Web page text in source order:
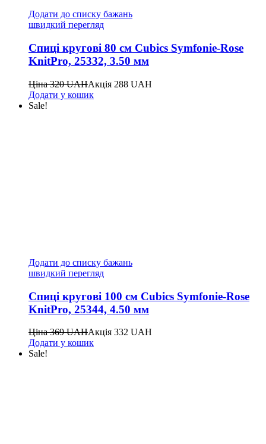
Додати до списку бажань
швидкий перегляд
Спиці кругові 80 см Cubics Symfonie-Rose
KnitPro, 25332, 3.50 мм
Ціна320UAHАкція 288 UAH
Додати у кошик
Sale!
Додати до списку бажань
швидкий перегляд
Спиці кругові 100 см Cubics Symfonie-Rose
KnitPro, 25344, 4.50 мм
Ціна369UAHАкція 332 UAH
Додати у кошик
Sale!